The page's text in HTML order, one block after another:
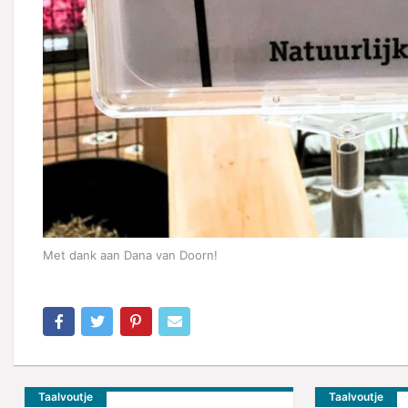
Met dank aan Dana van Doorn!
Taalvoutje Taalvoutje